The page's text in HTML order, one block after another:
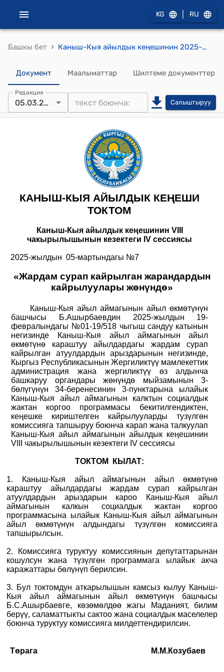
KG RU
Башкы бет › Каныш-Кыя айылдык кеңешинин 2025-жылдын 5-мартындагы №7 «Жардам сурап кайрылган жарандардын кайрылуулары жөнүндө» токтому
Документ Маалыматтар Шилтеме документтер
Редакция
05.03.2025 Салыштыруу